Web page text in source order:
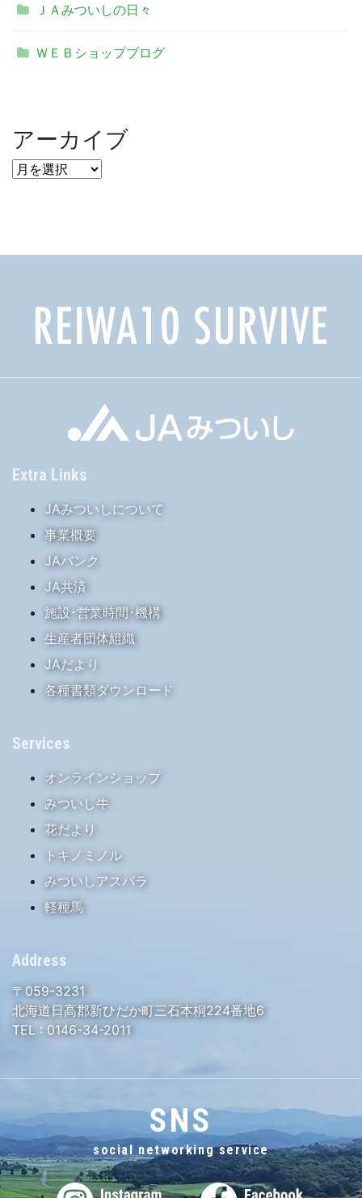
ＪＡみついしの日々
ＷＥＢショップブログ
アーカイブ
ア
Extra Links
JAみついしについて
事業概要
JAバンク
JA共済
施設･営業時間･機構
生産者団体組織
JAだより
各種書類ダウンロード
Services
オンラインショップ
みついし牛
花だより
トキノミノル
みついしアスパラ
軽種馬
Address
〒059-3231
北海道日高郡新ひだか町三石本桐224番地6
TEL : 0146-34-2011
SNS
social networking service